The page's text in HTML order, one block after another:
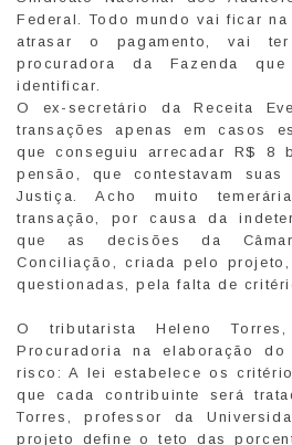
Federal. Todo mundo vai ficar
atrasar o pagamento, vai
procuradora da Fazenda
identificar.
O ex-secretário da Receita
transações apenas em casos
que conseguiu arrecadar R$ 8
pensão, que contestavam
Justiça. Acho muito
transação, por causa da
que as decisões da
Conciliação, criada pelo projeto,
questionadas, pela falta de
O tributarista Heleno
Procuradoria na elaboração
risco: A lei estabelece os
que cada contribuinte será
Torres, professor da
projeto define o teto das